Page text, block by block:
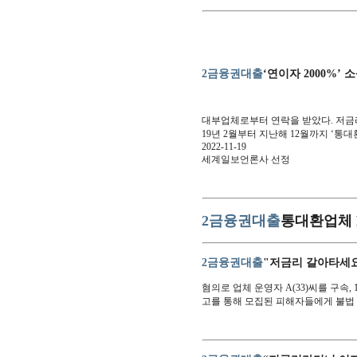
2금융권대출‘연이자 2000%’
대부업체로부터 연락을 받았다. 저
19년 2월부터 지난해 12월까지 ‘통
2022-11-19
세계일보언론사 선정
2금융권대출통대환업체
2금융권대출"저금리 갈아타세
혐의로 업체 운영자 A(33)씨를 구속,
고를 통해 모집된 피해자들에게 불